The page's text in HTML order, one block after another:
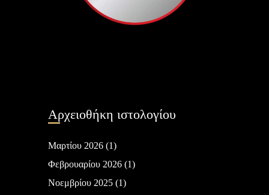
Αρχειοθήκη ιστολογίου
Μαρτίου 2026(1)
Φεβρουαρίου 2026(1)
Νοεμβρίου 2025(1)